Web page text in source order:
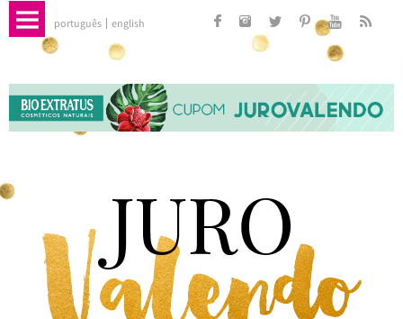
português english